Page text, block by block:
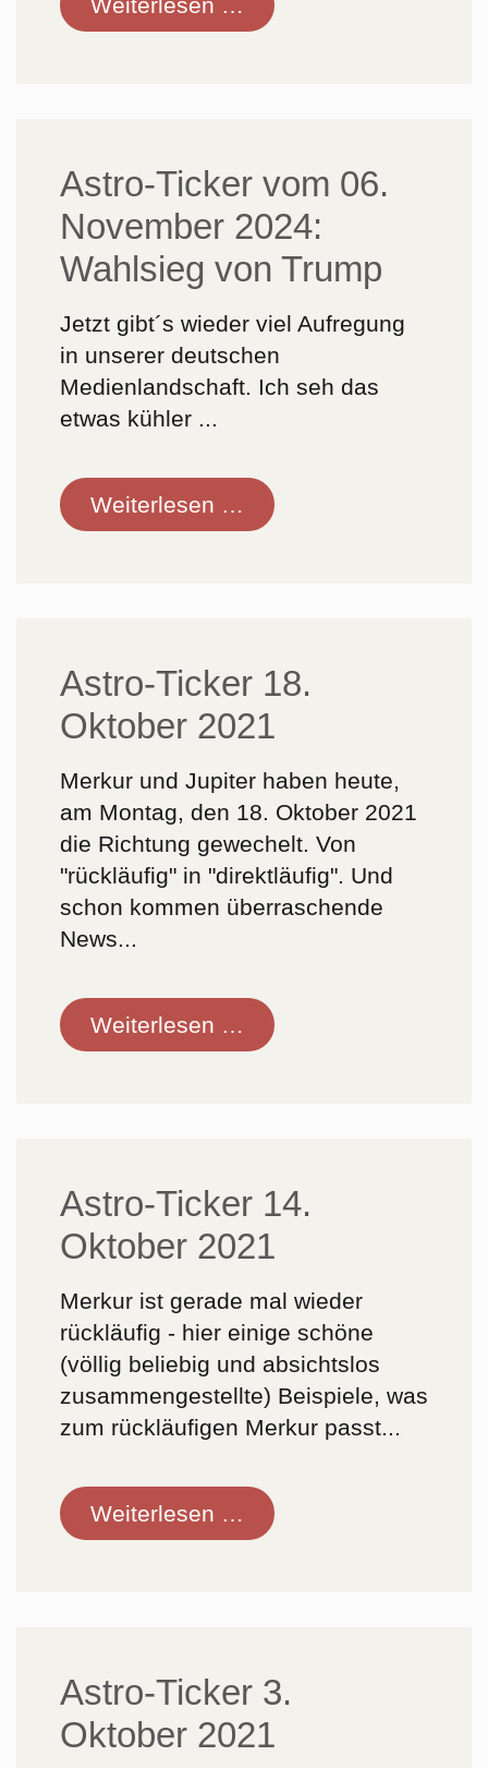
Weiterlesen …
Ticker
Zappenduster
Astro-Ticker vom 06.
November 2024:
Wahlsieg von Trump
Jetzt gibt´s wieder viel Aufregung
in unserer deutschen
Medienlandschaft. Ich seh das
etwas kühler ...
Weiterlesen … Astro-
Ticker
Wahlsieg
von
Astro-Ticker 18.
Oktober 2021
Merkur und Jupiter haben heute,
am Montag, den 18. Oktober 2021
die Richtung gewechelt. Von
"rückläufig" in "direktläufig". Und
schon kommen überraschende
News...
Weiterlesen … Astro-
Ticker
Astro-Ticker 14.
Oktober 2021
Merkur ist gerade mal wieder
rückläufig - hier einige schöne
(völlig beliebig und absichtslos
zusammengestellte) Beispiele, was
zum rückläufigen Merkur passt...
Weiterlesen … Astro-
Ticker
Astro-Ticker 3.
Oktober 2021